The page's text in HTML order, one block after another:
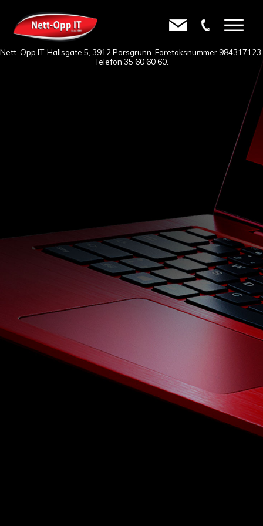
Nett-Opp IT. Hallsgate 5, 3912 Porsgrunn. Foretaksnummer 984317123.
Telefon 35 60 60 60